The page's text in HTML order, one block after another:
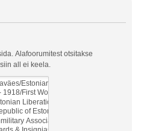
Alafoorumitest otsitakse
all ei keela.